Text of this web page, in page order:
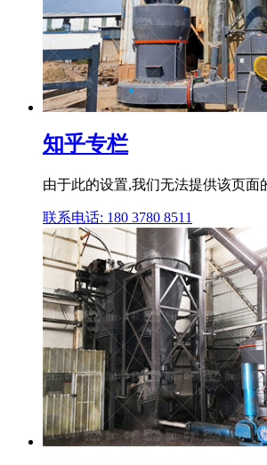
知乎专栏
由于此的设置,我们无法提供该页面
联系电话: 180 3780 8511